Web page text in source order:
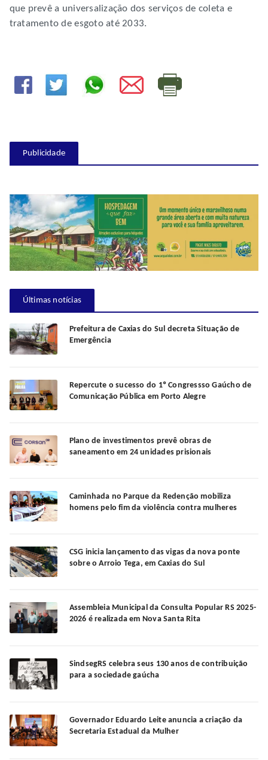
que prevê a universalização dos serviços de coleta e
tratamento de esgoto até 2033.
Publicidade
Últimas notícias
Prefeitura de Caxias do Sul decreta Situação de
Emergência
Repercute o sucesso do 1º Congressso Gaúcho de
Comunicação Pública em Porto Alegre
Plano de investimentos prevê obras de
saneamento em 24 unidades prisionais
Caminhada no Parque da Redenção mobiliza
homens pelo fim da violência contra mulheres
CSG inicia lançamento das vigas da nova ponte
sobre o Arroio Tega, em Caxias do Sul
Assembleia Municipal da Consulta Popular RS 2025-
2026 é realizada em Nova Santa Rita
SindsegRS celebra seus 130 anos de contribuição
para a sociedade gaúcha
Governador Eduardo Leite anuncia a criação da
Secretaria Estadual da Mulher